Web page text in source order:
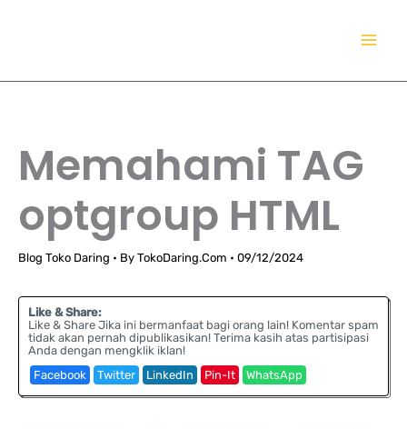
Memahami TAG
optgroup HTML
Blog Toko Daring • By TokoDaring.Com • 09/12/2024
Like & Share:
Like & Share Jika ini bermanfaat bagi orang lain! Komentar spam
tidak akan pernah dipublikasikan! Terima kasih atas partisipasi
Anda dengan mengklik iklan!
Facebook
Twitter LinkedIn Pin-It WhatsApp